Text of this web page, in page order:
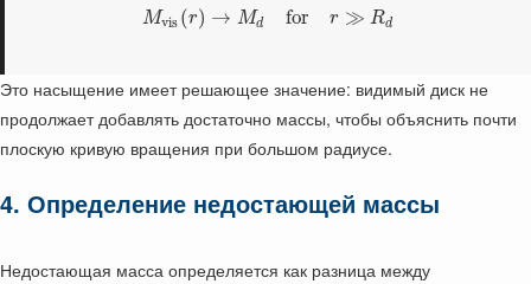
Mvis (r) → Md for r ≫ Rd
Это насыщение имеет решающее значение: видимый диск не
продолжает добавлять достаточно массы, чтобы объяснить почти
плоскую кривую вращения при большом радиусе.
4. Определение недостающей массы
Недостающая масса определяется как разница между